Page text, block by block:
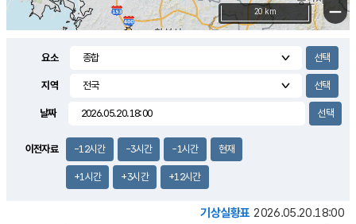
−
20 km
요소
지역
날짜
이전자료 -12시간 -3시간 -1시간 현재
+1시간 +3시간 +12시간
기상실황표 2026.05.20.18:00